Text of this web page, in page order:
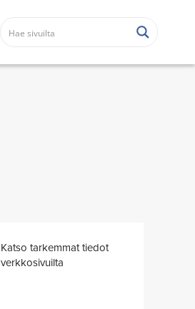
Katso tarkemmat tiedot
verkkosivuilta